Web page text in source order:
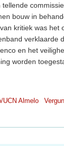
bouw in
kritiek was
verklaarde
en het
worden
UCN Almelo